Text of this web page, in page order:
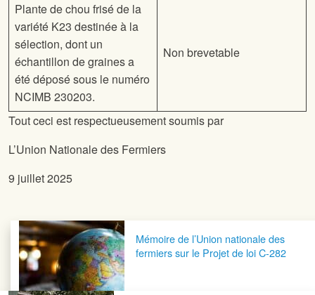
Plante de chou frisé de la
variété K23 destinée à la
sélection, dont un
échantillon de graines a
été déposé sous le numéro
NCIMB 230203.
Non brevetable
Tout ceci est respectueusement soumis par
L’Union Nationale des Fermiers
9 juillet 2025
Navigation postaleMémoire de l’Union nationale des
fermiers sur le Projet de loi C-282